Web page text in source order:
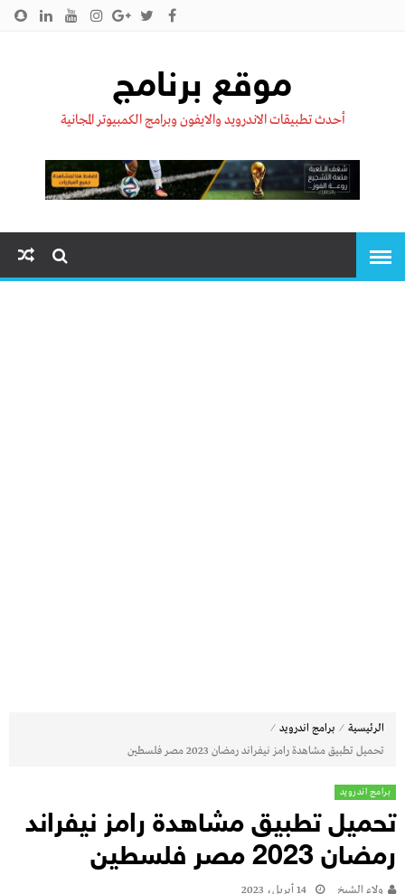
موقع برنامج
أحدث تطبيقات الاندرويد والايفون وبرامج الكمبيوتر المجانية
الرئيسية ⁄ برامج اندرويد ⁄
تحميل تطبيق مشاهدة رامز نيفراند رمضان 2023 مصر فلسطين
برامج اندرويد
تحميل تطبيق مشاهدة رامز نيفراند
رمضان 2023 مصر فلسطين
ولاء الشيخ 14 أبريل، 2023